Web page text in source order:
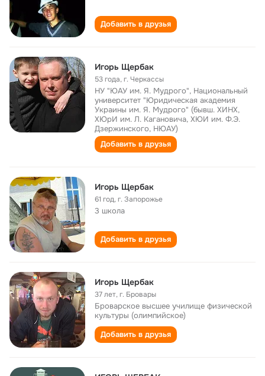
Добавить в друзья
Игорь Щербак
53 года,г. Черкассы
НУ "ЮАУ им. Я. Мудрого", Национальный
университет "Юридическая академия
Украины им. Я. Мудрого" (бывш. ХИНХ,
ХЮрИ им. Л. Кагановича, ХЮИ им. Ф.Э.
Дзержинского, НЮАУ)
Добавить в друзья
Игорь Щербак
61 год,г. Запорожье
3 школа
Добавить в друзья
Игорь Щербак
37 лет,г. Бровары
Броварское высшее училище физической
культуры (олимпийское)
Добавить в друзья